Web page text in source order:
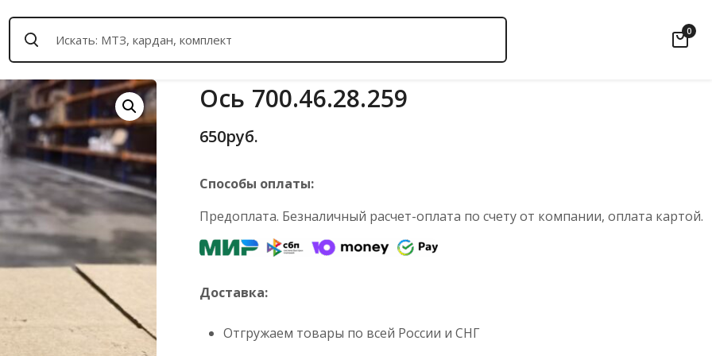
0
Ось 700.46.28.259
650руб.
Способы оплаты:
Предоплата. Безналичный расчет-оплата по счету от компании, оплата картой.
Доставка:
Отгружаем товары по всей России и СНГ